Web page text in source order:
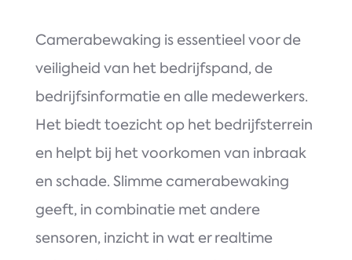
Camerabewaking is essentieel voor de
veiligheid van het bedrijfspand, de
bedrijfsinformatie en alle medewerkers.
Het biedt toezicht op het bedrijfsterrein
en helpt bij het voorkomen van inbraak
en schade. Slimme camerabewaking
geeft, in combinatie met andere
sensoren, inzicht in wat er realtime